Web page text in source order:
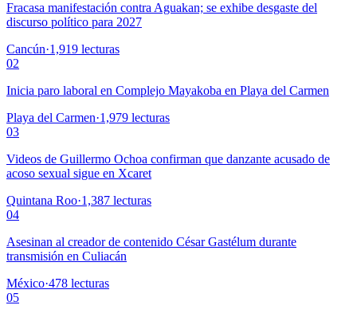
Fracasa manifestación contra Aguakan; se exhibe desgaste del
discurso político para 2027
Cancún·1,919 lecturas
02
Inicia paro laboral en Complejo Mayakoba en Playa del Carmen
Playa del Carmen·1,979 lecturas
03
Videos de Guillermo Ochoa confirman que danzante acusado de
acoso sexual sigue en Xcaret
Quintana Roo·1,387 lecturas
04
Asesinan al creador de contenido César Gastélum durante
transmisión en Culiacán
México·478 lecturas
05